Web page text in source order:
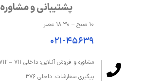
پشتیبانی و مشاوره
۱۰ صبح – ۱۸:۳۰ عصر
۰۲۱-۴۵۶۳۹
مشاوره و فروش آنلاین: داخلی ۷۱۱ – ۷۱۲
پیگیری سفارشات: داخلی ۳۷۶